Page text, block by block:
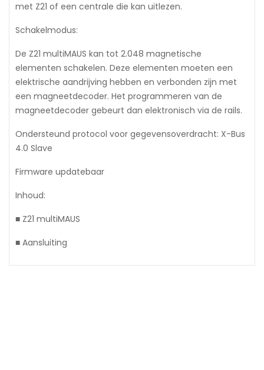
met Z21 of een centrale die kan uitlezen.
Schakelmodus:
De Z21 multiMAUS kan tot 2.048 magnetische
elementen schakelen. Deze elementen moeten een
elektrische aandrijving hebben en verbonden zijn met
een magneetdecoder. Het programmeren van de
magneetdecoder gebeurt dan elektronisch via de rails.
Ondersteund protocol voor gegevensoverdracht: X-Bus
4.0 Slave
Firmware updatebaar
Inhoud:
■ Z21 multiMAUS
■ Aansluiting